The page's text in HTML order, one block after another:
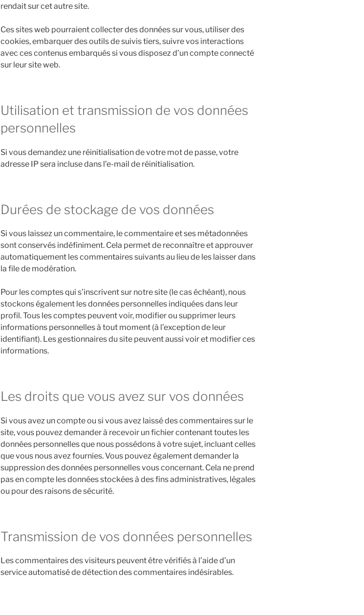
rendait sur cet autre site.
Ces sites web pourraient collecter des données sur vous, utiliser des
cookies, embarquer des outils de suivis tiers, suivre vos interactions
avec ces contenus embarqués si vous disposez d’un compte connecté
sur leur site web.
Utilisation et transmission de vos données
personnelles
Si vous demandez une réinitialisation de votre mot de passe, votre
adresse IP sera incluse dans l’e-mail de réinitialisation.
Durées de stockage de vos données
Si vous laissez un commentaire, le commentaire et ses métadonnées
sont conservés indéfiniment. Cela permet de reconnaître et approuver
automatiquement les commentaires suivants au lieu de les laisser dans
la file de modération.
Pour les comptes qui s’inscrivent sur notre site (le cas échéant), nous
stockons également les données personnelles indiquées dans leur
profil. Tous les comptes peuvent voir, modifier ou supprimer leurs
informations personnelles à tout moment (à l’exception de leur
identifiant). Les gestionnaires du site peuvent aussi voir et modifier ces
informations.
Les droits que vous avez sur vos données
Si vous avez un compte ou si vous avez laissé des commentaires sur le
site, vous pouvez demander à recevoir un fichier contenant toutes les
données personnelles que nous possédons à votre sujet, incluant celles
que vous nous avez fournies. Vous pouvez également demander la
suppression des données personnelles vous concernant. Cela ne prend
pas en compte les données stockées à des fins administratives, légales
ou pour des raisons de sécurité.
Transmission de vos données personnelles
Les commentaires des visiteurs peuvent être vérifiés à l’aide d’un
service automatisé de détection des commentaires indésirables.